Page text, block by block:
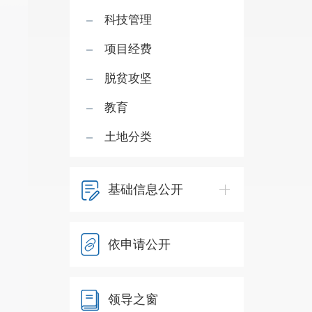
科技管理
项目经费
脱贫攻坚
教育
土地分类
基础信息公开
依申请公开
领导之窗